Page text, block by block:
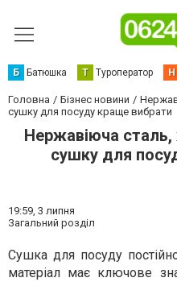
Б Батюшка Т Туроператор Н
Головна Бізнес новини
сушку для посуду краще вибрати
Нержавіюча сталь,
сушку для
19:59, 3 липня
Загальний розділ
Сушка для посуду
матеріал має ключове